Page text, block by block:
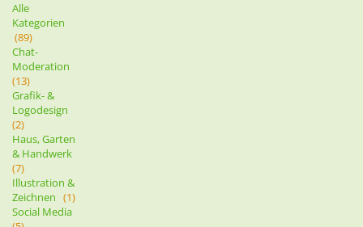
Alle
Kategorien
(89)
Chat-
Moderation
(13)
Grafik- &
Logodesign
(2)
Haus, Garten
& Handwerk
(7)
Illustration &
Zeichnen (1)
Social Media